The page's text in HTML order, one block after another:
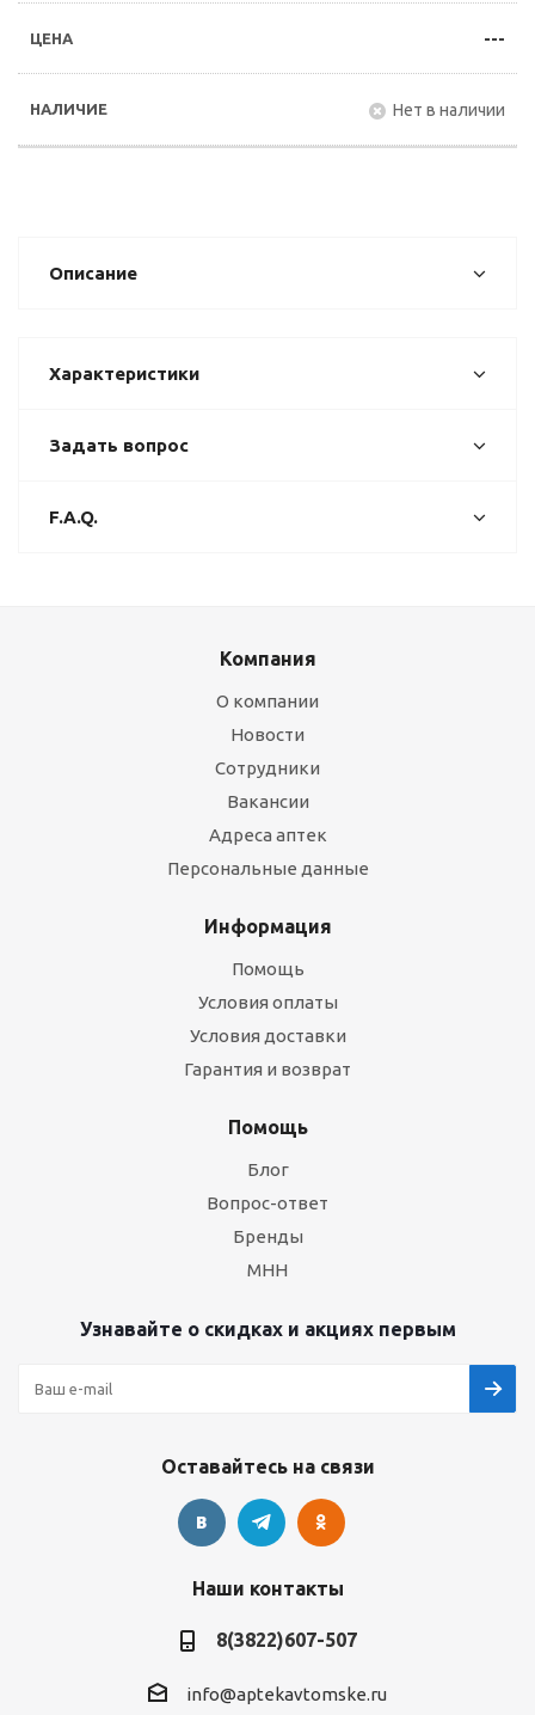
---
Нет в наличии
Описание
Характеристики
Задать вопрос
F.A.Q.
Компания
О компании
Новости
Сотрудники
Вакансии
Адреса аптек
Персональные данные
Информация
Помощь
Условия оплаты
Условия доставки
Гарантия и возврат
Помощь
Блог
Вопрос-ответ
Бренды
МНН
Узнавайте о скидках и акциях первым
Оставайтесь на связи
Наши контакты
8(3822)607-507
info@aptekavtomske.ru